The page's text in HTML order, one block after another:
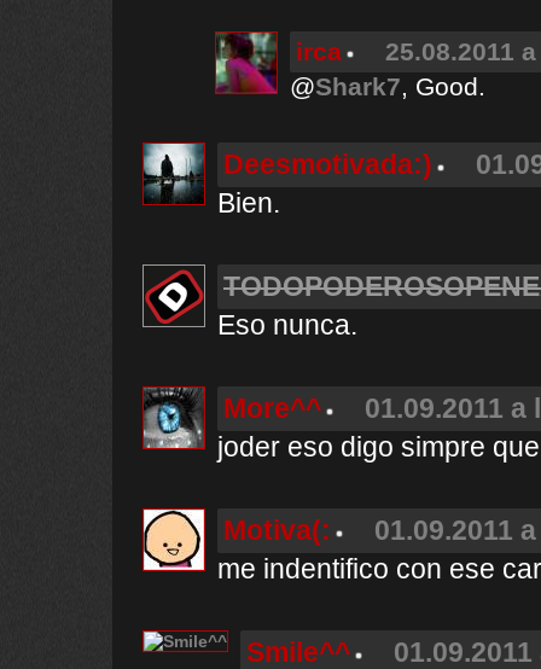
irca
25.08.2011
@Shark7, Good.
Deesmotivada:)
Bien.
Eso nunca.
More^^
01.09.2011 a
joder eso digo simpre
Motiva(:
01.09.2011
me indentifico con ese
Smile^^